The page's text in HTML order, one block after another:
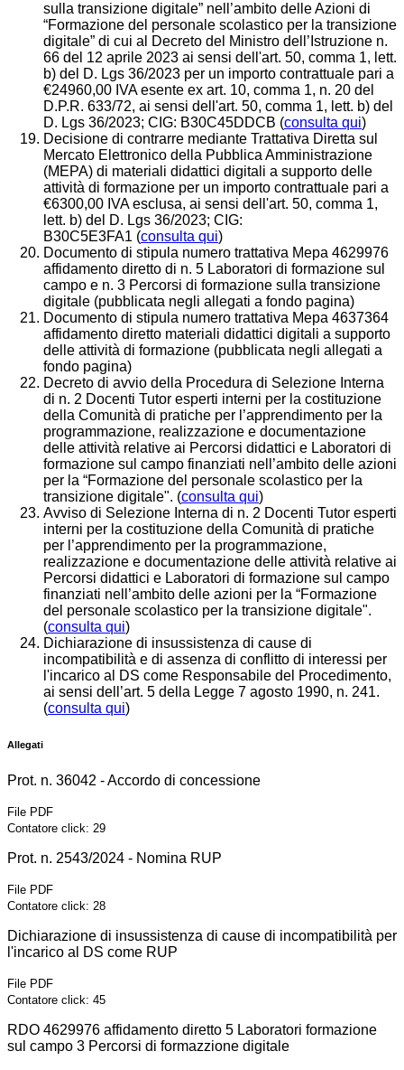
sulla transizione digitale” nell’ambito delle Azioni di
“Formazione del personale scolastico per la transizione
digitale” di cui al Decreto del Ministro dell’Istruzione n.
66 del 12 aprile 2023 ai sensi dell'art. 50, comma 1, lett.
b) del D. Lgs 36/2023 per un importo contrattuale pari a
€24960,00 IVA esente ex art. 10, comma 1, n. 20 del
D.P.R. 633/72, ai sensi dell'art. 50, comma 1, lett. b) del
D. Lgs 36/2023; CIG: B30C45DDCB (consulta qui)
Decisione di contrarre mediante Trattativa Diretta sul
Mercato Elettronico della Pubblica Amministrazione
(MEPA) di materiali didattici digitali a supporto delle
attività di formazione per un importo contrattuale pari a
€6300,00 IVA esclusa, ai sensi dell'art. 50, comma 1,
lett. b) del D. Lgs 36/2023; CIG:
B30C5E3FA1 (consulta qui)
Documento di stipula numero trattativa Mepa 4629976
affidamento diretto di n. 5 Laboratori di formazione sul
campo e n. 3 Percorsi di formazione sulla transizione
digitale (pubblicata negli allegati a fondo pagina)
Documento di stipula numero trattativa Mepa 4637364
affidamento diretto materiali didattici digitali a supporto
delle attività di formazione (pubblicata negli allegati a
fondo pagina)
Decreto di avvio della Procedura di Selezione Interna
di n. 2 Docenti Tutor esperti interni per la costituzione
della Comunità di pratiche per l’apprendimento per la
programmazione, realizzazione e documentazione
delle attività relative ai Percorsi didattici e Laboratori di
formazione sul campo finanziati nell’ambito delle azioni
per la “Formazione del personale scolastico per la
transizione digitale". (consulta qui)
Avviso di Selezione Interna di n. 2 Docenti Tutor esperti
interni per la costituzione della Comunità di pratiche
per l’apprendimento per la programmazione,
realizzazione e documentazione delle attività relative ai
Percorsi didattici e Laboratori di formazione sul campo
finanziati nell’ambito delle azioni per la “Formazione
del personale scolastico per la transizione digitale".
(consulta qui)
Dichiarazione di insussistenza di cause di
incompatibilità e di assenza di conflitto di interessi per
l'incarico al DS come Responsabile del Procedimento,
ai sensi dell’art. 5 della Legge 7 agosto 1990, n. 241.
(consulta qui)
Allegati
Prot. n. 36042 - Accordo di concessione
File PDF
Contatore click: 29
Prot. n. 2543/2024 - Nomina RUP
File PDF
Contatore click: 28
Dichiarazione di insussistenza di cause di incompatibilità per
l'incarico al DS come RUP
File PDF
Contatore click: 45
RDO 4629976 affidamento diretto 5 Laboratori formazione
sul campo 3 Percorsi di formazzione digitale